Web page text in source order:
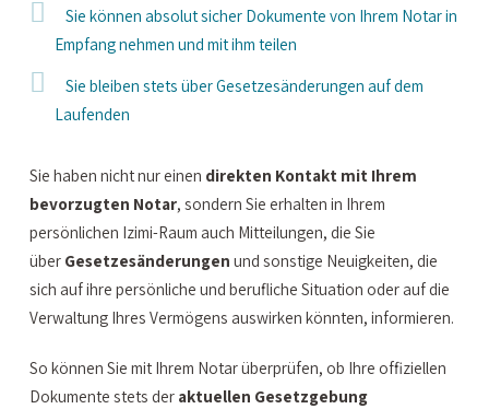
Sie können absolut sicher Dokumente von Ihrem Notar in
Empfang nehmen und mit ihm teilen
Sie bleiben stets über Gesetzesänderungen auf dem
Laufenden
Sie haben nicht nur einen direkten Kontakt mit Ihrem
bevorzugten Notar, sondern Sie erhalten in Ihrem
persönlichen Izimi-Raum auch Mitteilungen, die Sie
über Gesetzesänderungen und sonstige Neuigkeiten, die
sich auf ihre persönliche und berufliche Situation oder auf die
Verwaltung Ihres Vermögens auswirken könnten, informieren.
So können Sie mit Ihrem Notar überprüfen, ob Ihre offiziellen
Dokumente stets der aktuellen Gesetzgebung